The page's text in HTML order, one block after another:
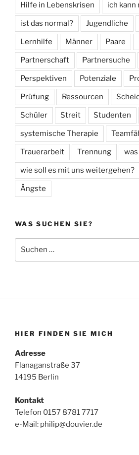
Hilfe in Lebenskrisen ich kann
ist das normal? Jugendliche
Lernhilfe Männer Paare
Partnerschaft Partnersuche
Perspektiven Potenziale
Prüfung Ressourcen
Schüler Streit Studenten
systemische Therapie
Trauerarbeit Trennung
wie soll es mit uns weitergehen?
Ängste
WAS SUCHEN SIE?
nach:
HIER FINDEN SIE MICH
Adresse
Flanaganstraße 37
14195 Berlin
Kontakt
Telefon 0157 8781 7717
e-Mail: philip@douvier.de